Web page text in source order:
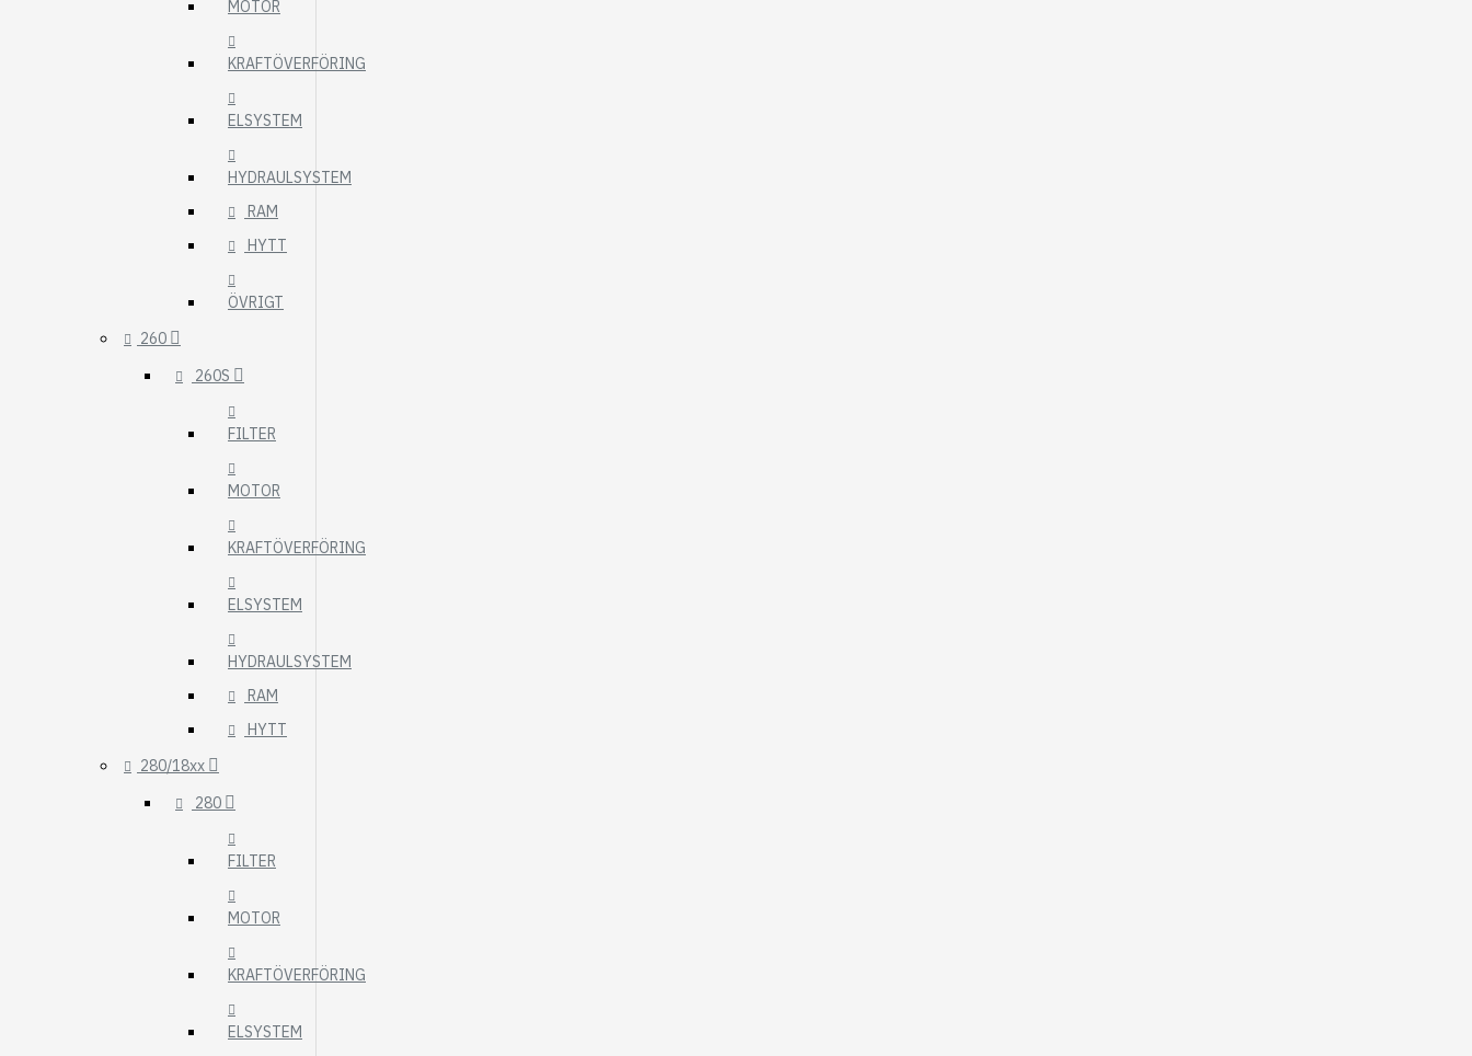
MOTOR
KRAFTÖVERFÖRING
ELSYSTEM
HYDRAULSYSTEM
RAM
HYTT
ÖVRIGT
260
260S
FILTER
MOTOR
KRAFTÖVERFÖRING
ELSYSTEM
HYDRAULSYSTEM
RAM
HYTT
280/18xx
280
FILTER
MOTOR
KRAFTÖVERFÖRING
ELSYSTEM